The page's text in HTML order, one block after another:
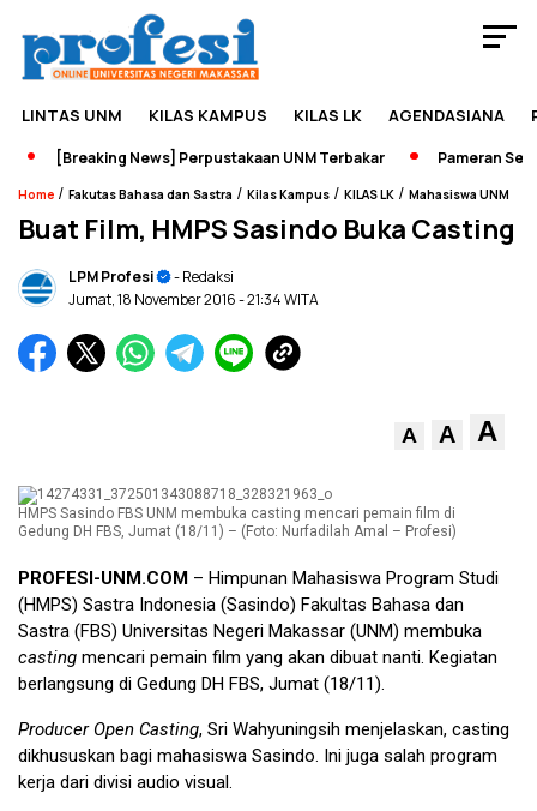
LINTAS UNM KILAS KAMPUS KILAS LK AGENDASIANA
[Breaking News] Perpustakaan UNM Terbakar Pameran
Home / Fakutas Bahasa dan Sastra / Kilas Kampus / KILAS LK / Mahasiswa UNM
Buat Film, HMPS Sasindo Buka Casting
LPM Profesi
- Redaksi
Jumat, 18 November 2016- 21:34 WITA
A A A
HMPS Sasindo FBS UNM membuka casting mencari pemain film di
Gedung DH FBS, Jumat (18/11) – (Foto: Nurfadilah Amal – Profesi)
PROFESI-UNM.COM – Himpunan Mahasiswa Program Studi
(HMPS) Sastra Indonesia (Sasindo) Fakultas Bahasa dan
Sastra (FBS) Universitas Negeri Makassar (UNM) membuka
casting mencari pemain film yang akan dibuat nanti. Kegiatan
berlangsung di Gedung DH FBS, Jumat (18/11).
Producer Open Casting, Sri Wahyuningsih menjelaskan, casting
dikhususkan bagi mahasiswa Sasindo. Ini juga salah program
kerja dari divisi audio visual.